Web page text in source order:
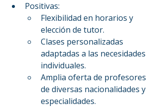
Positivas:
Flexibilidad en horarios y
elección de tutor.
Clases personalizadas
adaptadas a las necesidades
individuales.
Amplia oferta de profesores
de diversas nacionalidades y
especialidades.